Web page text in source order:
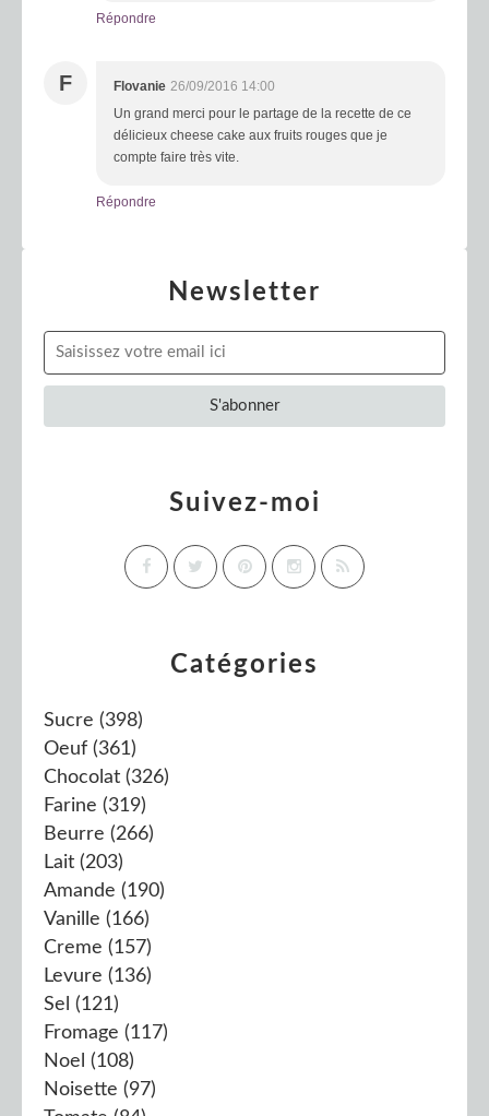
Répondre
F Flovanie 26/09/2016 14:00
Un grand merci pour le partage de la recette de ce
délicieux cheese cake aux fruits rouges que je
compte faire très vite.
Répondre
Newsletter
Catégories
Sucre (398)
Oeuf (361)
Chocolat (326)
Farine (319)
Beurre (266)
Lait (203)
Amande (190)
Vanille (166)
Creme (157)
Levure (136)
Sel (121)
Fromage (117)
Noel (108)
Noisette (97)
Suivez-moi